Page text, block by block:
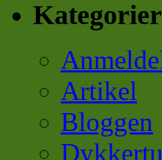
Kategorier
Artikel
Bloggen